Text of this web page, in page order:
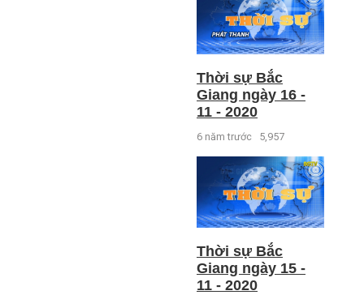
Thời sự Bắc
Giang ngày 16 -
11 - 2020
6 năm trước 5,957
Thời sự Bắc
Giang ngày 15 -
11 - 2020